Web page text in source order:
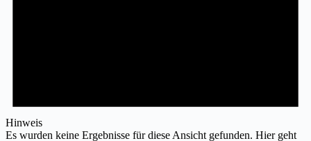
Hinweis
Es wurden keine Ergebnisse für diese Ansicht gefunden. Hier geht